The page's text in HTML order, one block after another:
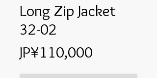
Long Zip Jacket
32-02
JP¥110,000